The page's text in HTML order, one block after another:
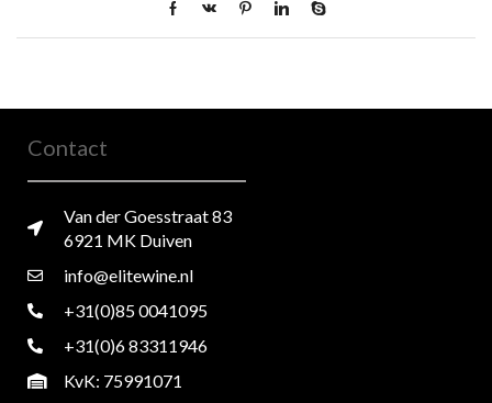
Contact
Van der Goesstraat 83
6921 MK Duiven
info@elitewine.nl
+31(0)85 0041095
+31(0)6 83311946
KvK: 75991071